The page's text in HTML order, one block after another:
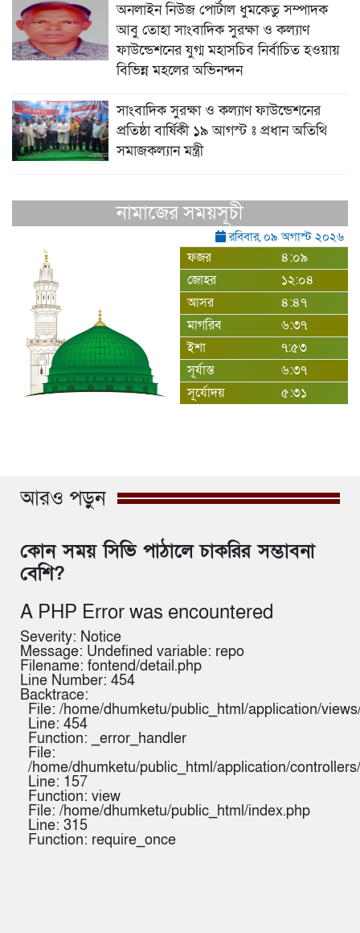
অনলাইন নিউজ পোর্টাল ধুমকেতু সম্পাদক
আবু তোহা সাংবাদিক সুরক্ষা ও কল্যাণ
ফাউন্ডেশনের যুগ্ম মহাসচিব নির্বাচিত হওয়ায়
বিভিন্ন মহলের অভিনন্দন
সাংবাদিক সুরক্ষা ও কল্যাণ ফাউন্ডেশনের
প্রতিষ্ঠা বার্ষিকী ১৯ আগস্ট ঃ প্রধান অতিথি
সমাজকল্যান মন্ত্রী
নামাজের সময়সূচী
রবিবার, ০৯ অগাস্ট ২০২৬
ফজর
৪:০৯
জোহর
১২:০৪
আসর
৪:৪৭
মাগরিব
৬:৩৭
ইশা
৭:৫৩
সূর্যাস্ত
৬:৩৭
সূর্যোদয়
৫:৩১
আরও পড়ুন
কোন সময় সিভি পাঠালে চাকরির সম্ভাবনা
বেশি?
A PHP Error was encountered
Severity: Notice
Message: Undefined variable: repo
Filename: fontend/detail.php
Line Number: 454
Backtrace:
File: /home/dhumketu/public_html/application/
Line: 454
Function: _error_handler
File:
/home/dhumketu/public_html/application/
Line: 157
Function: view
File: /home/dhumketu/public_html/index.php
Line: 315
Function: require_once